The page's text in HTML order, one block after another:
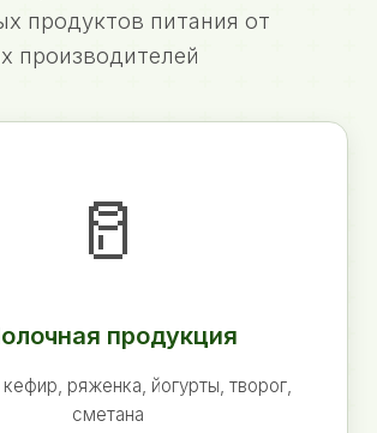
продуктов питания от
производителей
🥛
продукция
ряженка, йогурты, творог,
сметана